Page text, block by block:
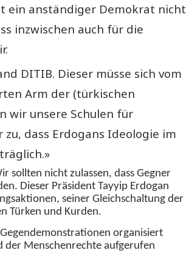
ein anständiger Demokrat nicht
inzwischen auch für die
DITIB. Dieser müsse sich vom
Arm der (türkischen
wir unsere Schulen für
dass Erdogans Ideologie im
sollten nicht zulassen, dass Gegner
Dieser Präsident Tayyip Erdogan
seiner Gleichschaltung der
Türken und Kurden.
organisiert
der Menschenrechte aufgerufen